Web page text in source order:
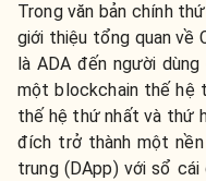
Trong văn bản chính
giới thiệu tổng quan về
là ADA đến người
một blockchain thế hệ
thế hệ thứ nhất và thứ
đích trở thành một
trung (DApp) với sổ